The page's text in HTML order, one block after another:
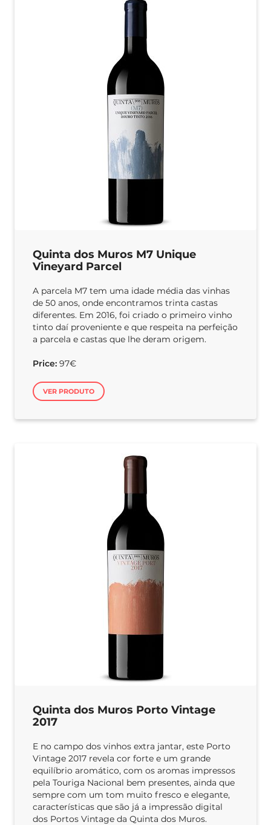
Quinta dos Muros M7 Unique
Vineyard Parcel
A parcela M7 tem uma idade média das vinhas
de 50 anos, onde encontramos trinta castas
diferentes. Em 2016, foi criado o primeiro vinho
tinto daí proveniente e que respeita na perfeição
a parcela e castas que lhe deram origem.
Price: 97€
VER PRODUTO
Quinta dos Muros Porto Vintage
2017
E no campo dos vinhos extra jantar, este Porto
Vintage 2017 revela cor forte e um grande
equilíbrio aromático, com os aromas impressos
pela Touriga Nacional bem presentes, ainda que
sempre com um tom muito fresco e elegante,
características que são já a impressão digital
dos Portos Vintage da Quinta dos Muros.